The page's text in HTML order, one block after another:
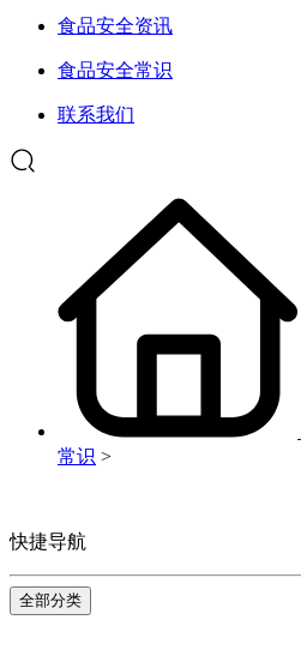
食品安全资讯
食品安全常识
联系我们
常识 >
快捷导航
全部分类